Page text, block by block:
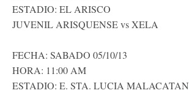
ESTADIO: EL ARISCO
JUVENIL ARISQUENSE vs XELA
FECHA: SABADO 05/10/13
HORA: 11:00 AM
ESTADIO: E. STA. LUCIA MALACATAN